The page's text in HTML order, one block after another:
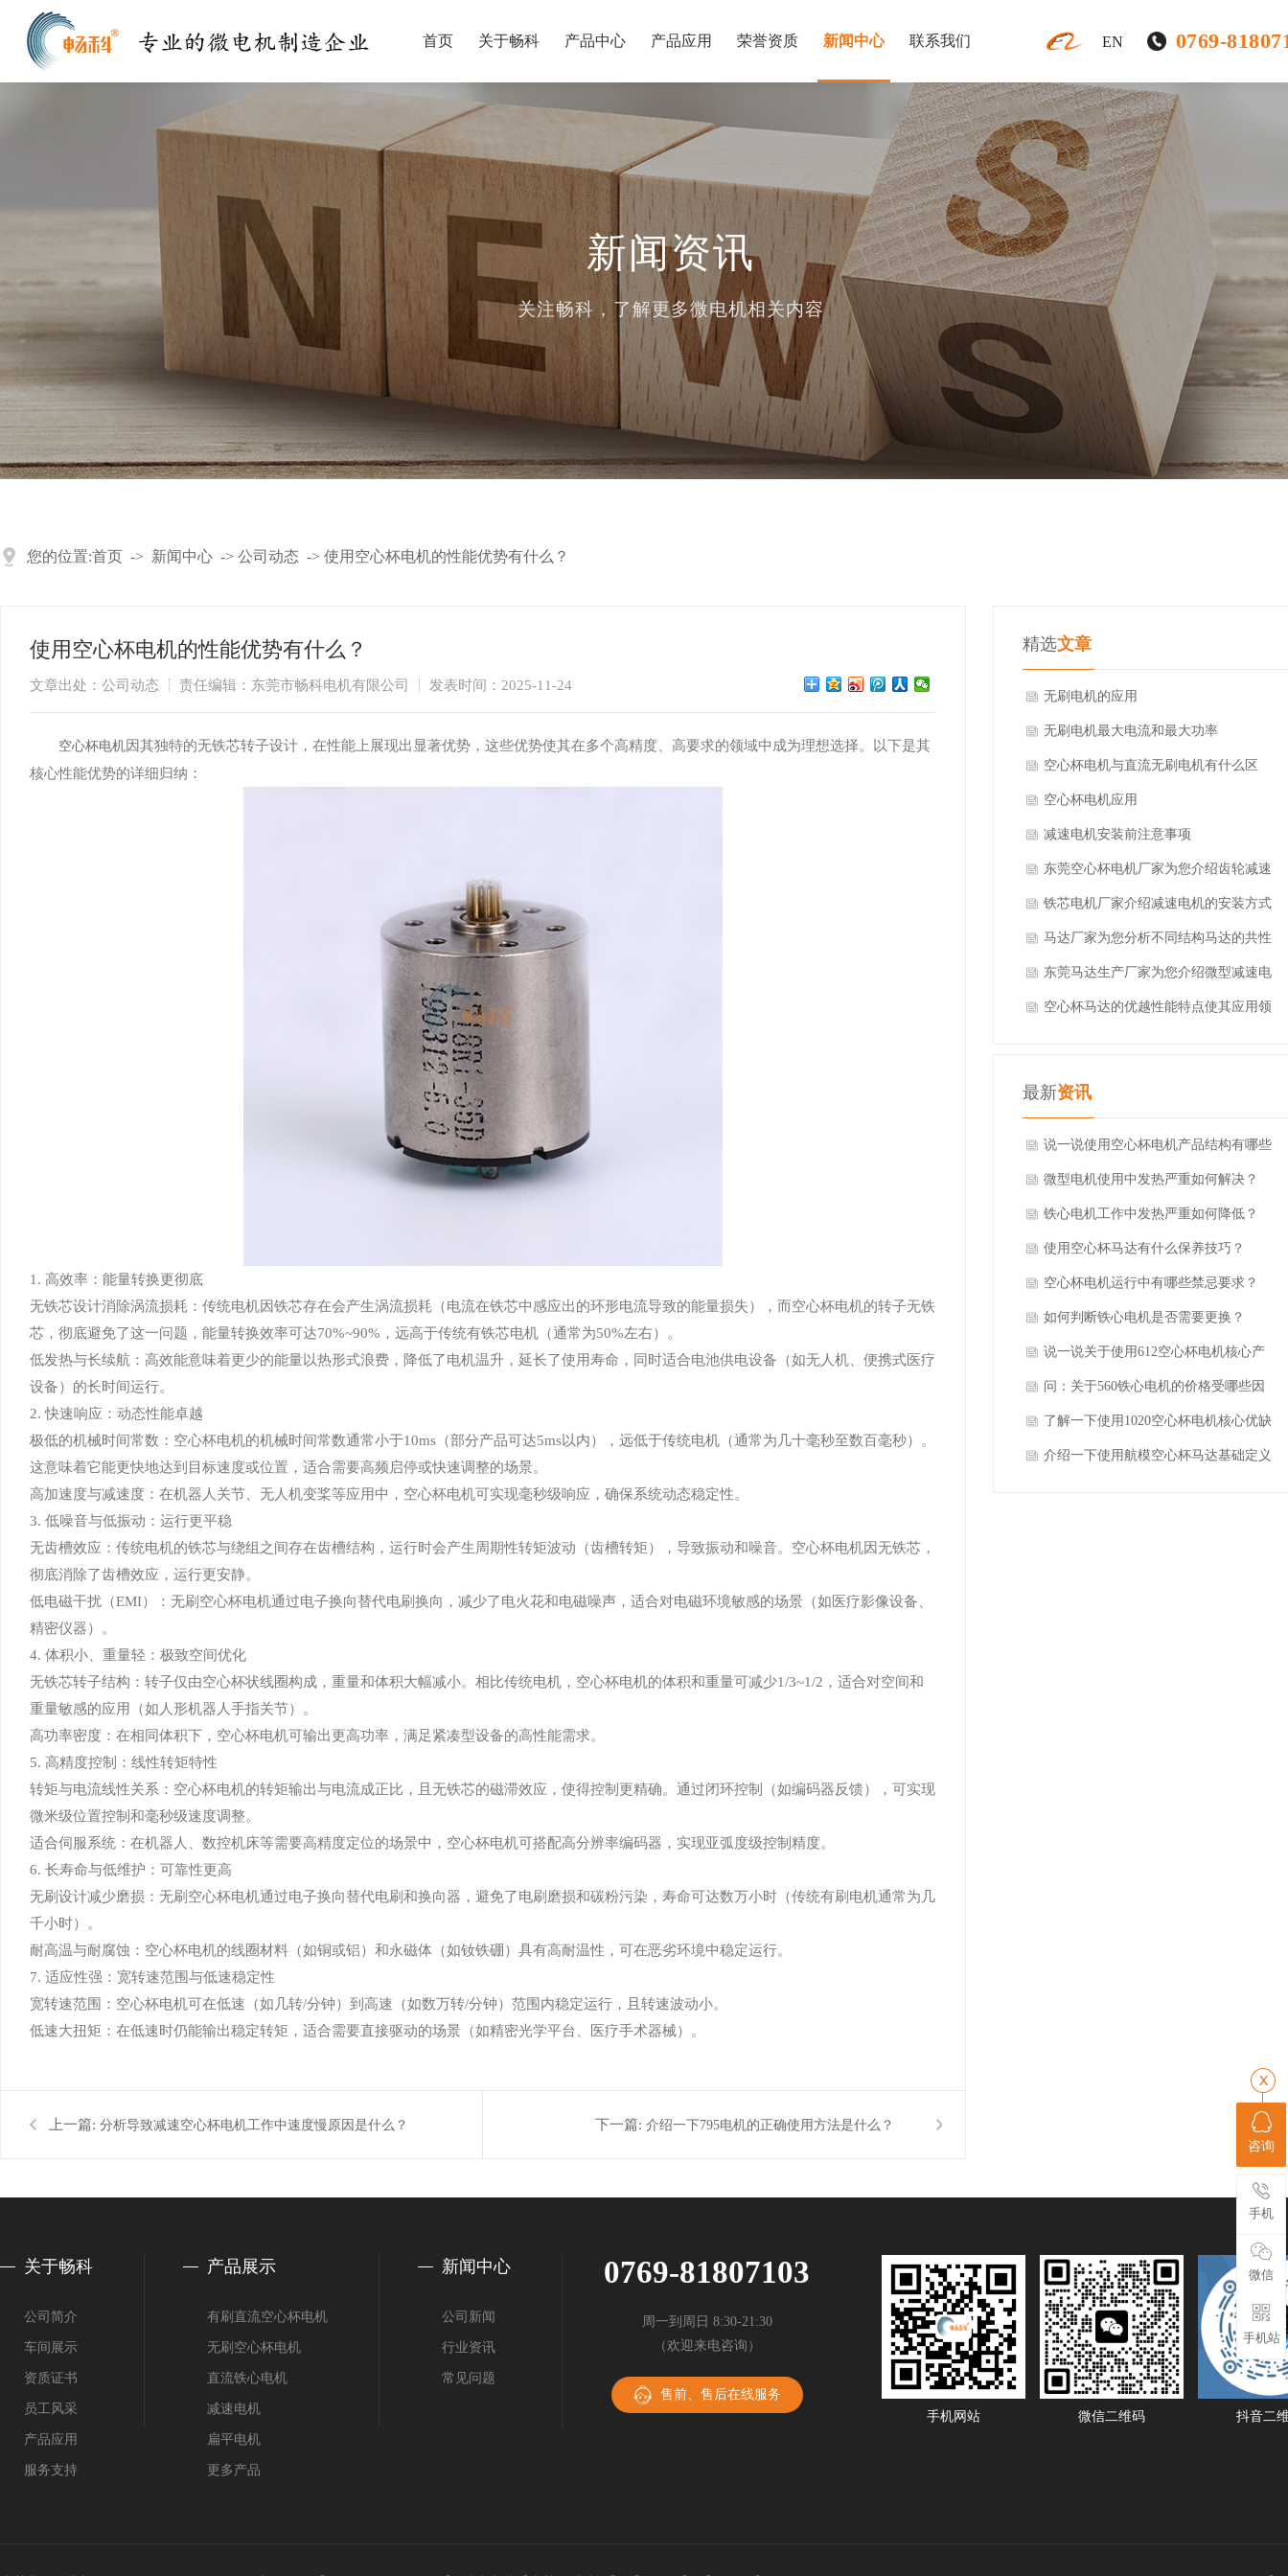
首页 关于畅科 产品中心 产品应用 荣誉资质 新闻中心 联系我们 0769-
EN
新闻资讯
关注畅科，了解更多微电机相关内容
您的位置:首页 -> 新闻中心 -> 公司动态 -> 使用空心杯电机的性能优势有什么？
使用空心杯电机的性能优势有什么？
文章出处：公司动态 责任编辑：东莞市畅科电机有限公司 发表时间：2025-11-24
​空心杯电机 因其独特的无铁芯转子设计，在性能上展现出显著优势，这些优势使其在多个高精度、高要求的领域中成为理想选择。以下是其
核心性能优势的详细归纳：
1. 高效率：能量转换更彻底
无铁芯设计消除涡流损耗：传统电机因铁芯存在会产生涡流损耗（电流在铁芯中感应出的环形电流导致的能量损失），而空心杯电机的转子无铁
芯，彻底避免了这一问题，能量转换效率可达70%~90%，远高于传统有铁芯电机（通常为50%左右）。
低发热与长续航：高效能意味着更少的能量以热形式浪费，降低了电机温升，延长了使用寿命，同时适合电池供电设备（如无人机、便携式医疗
设备）的长时间运行。
2. 快速响应：动态性能卓越
极低的机械时间常数：空心杯电机的机械时间常数通常小于10ms（部分产品可达5ms以内），远低于传统电机（通常为几十毫秒至数百毫秒）。
这意味着它能更快地达到目标速度或位置，适合需要高频启停或快速调整的场景。
高加速度与减速度：在机器人关节、无人机变桨等应用中，空心杯电机可实现毫秒级响应，确保系统动态稳定性。
3. 低噪音与低振动：运行更平稳
无齿槽效应：传统电机的铁芯与绕组之间存在齿槽结构，运行时会产生周期性转矩波动（齿槽转矩），导致振动和噪音。空心杯电机因无铁芯，
彻底消除了齿槽效应，运行更安静。
低电磁干扰（EMI）：无刷空心杯电机通过电子换向替代电刷换向，减少了电火花和电磁噪声，适合对电磁环境敏感的场景（如医疗影像设备、
精密仪器）。
4. 体积小、重量轻：极致空间优化
无铁芯转子结构：转子仅由空心杯状线圈构成，重量和体积大幅减小。相比传统电机，空心杯电机的体积和重量可减少1/3~1/2，适合对空间和
重量敏感的应用（如人形机器人手指关节）。
高功率密度：在相同体积下，空心杯电机可输出更高功率，满足紧凑型设备的高性能需求。
5. 高精度控制：线性转矩特性
转矩与电流线性关系：空心杯电机的转矩输出与电流成正比，且无铁芯的磁滞效应，使得控制更精确。通过闭环控制（如编码器反馈），可实现
微米级位置控制和毫秒级速度调整。
适合伺服系统：在机器人、数控机床等需要高精度定位的场景中，空心杯电机可搭配高分辨率编码器，实现亚弧度级控制精度。
6. 长寿命与低维护：可靠性更高
无刷设计减少磨损：无刷空心杯电机通过电子换向替代电刷和换向器，避免了电刷磨损和碳粉污染，寿命可达数万小时（传统有刷电机通常为几
千小时）。
耐高温与耐腐蚀：空心杯电机的线圈材料（如铜或铝）和永磁体（如钕铁硼）具有高耐温性，可在恶劣环境中稳定运行。
7. 适应性强：宽转速范围与低速稳定性
宽转速范围：空心杯电机可在低速（如几转/分钟）到高速（如数万转/分钟）范围内稳定运行，且转速波动小。
低速大扭矩：在低速时仍能输出稳定转矩，适合需要直接驱动的场景（如精密光学平台、医疗手术器械）。
上一篇: 分析导致减速空心杯电机工作中速度慢原因是什么？ 下一篇: 介绍一下795电机的正确使用方法是什么？
精选文章
无刷电机的应用
无刷电机最大电流和最大功率
空心杯电机与直流无刷电机有什么区
别?
空心杯电机应用
减速电机安装前注意事项
东莞空心杯电机厂家为您介绍齿轮减速
电机
铁芯电机厂家介绍减速电机的安装方式
马达厂家为您分析不同结构马达的共性
东莞马达生产厂家为您介绍微型减速电
机的优势
空心杯马达的优越性能特点使其应用领
最新资讯
说一说使用空心杯电机产品结构有哪些
特别之处？
微型电机使用中发热严重如何解决？
铁心电机工作中发热严重如何降低？
使用空心杯马达有什么保养技巧？
空心杯电机运行中有哪些禁忌要求？
如何判断铁心电机是否需要更换？
说一说关于使用612空心杯电机核心产
品结构特点？
问：关于560铁心电机的价格受哪些因
素影响？
了解一下使用1020空心杯电机核心优缺
点？
介绍一下使用航模空心杯马达基础定义
关于畅科
公司简介
车间展示
资质证书
员工风采
产品应用
服务支持
产品展示
有刷直流空心杯电机
无刷空心杯电机
直流铁心电机
减速电机
扁平电机
更多产品
新闻中心
公司新闻
行业资讯
常见问题
0769-81807103
周一到周日 8:30-21:30
（欢迎来电咨询）
售前、售后在线服务
手机网站
微信二维码 抖音二
咨询
手机
微信
手机站